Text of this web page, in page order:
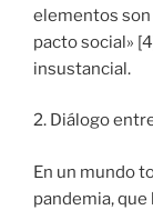
elementos son
pacto social»
insustancial.
2. Diálogo
En un mundo
pandemia,